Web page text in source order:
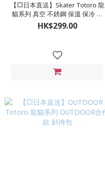
【💥日本直送】Skater Totoro 龍
貓系列 真空 不銹鋼 保溫 保冷 咖
啡杯
HK$299.00